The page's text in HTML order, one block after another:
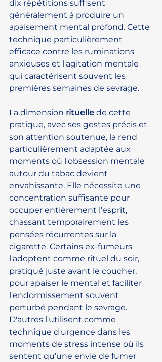
dix répétitions suffisent
généralement à produire un
apaisement mental profond. Cette
technique particulièrement
efficace contre les ruminations
anxieuses et l'agitation mentale
qui caractérisent souvent les
premières semaines de sevrage.
La dimension rituelle de cette
pratique, avec ses gestes précis et
son attention soutenue, la rend
particulièrement adaptée aux
moments où l'obsession mentale
autour du tabac devient
envahissante. Elle nécessite une
concentration suffisante pour
occuper entièrement l'esprit,
chassant temporairement les
pensées récurrentes sur la
cigarette. Certains ex-fumeurs
l'adoptent comme rituel du soir,
pratiqué juste avant le coucher,
pour apaiser le mental et faciliter
l'endormissement souvent
perturbé pendant le sevrage.
D'autres l'utilisent comme
technique d'urgence dans les
moments de stress intense où ils
sentent qu'une envie de fumer